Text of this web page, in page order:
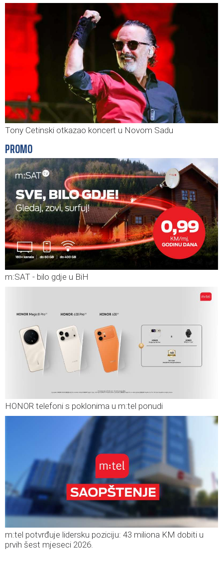
Tony Cetinski otkazao koncert u Novom Sadu
PROMO
m:SAT - bilo gdje u BiH
HONOR telefoni s poklonima u m:tel ponudi
m:tel potvrđuje lidersku poziciju: 43 miliona KM dobiti u
prvih šest mjeseci 2026.